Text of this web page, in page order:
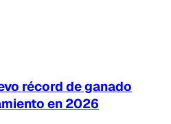
récord de ganado
en 2026